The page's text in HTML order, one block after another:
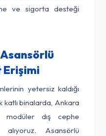
ve sigorta desteği
Erişimi
yetersiz kaldığı
binalarda, Ankara
dış cephe
alıyoruz. Asansörlü